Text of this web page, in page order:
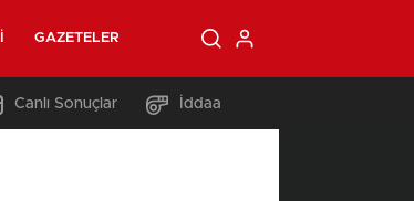
GAZETELER
Canlı Sonuçlar İddaa